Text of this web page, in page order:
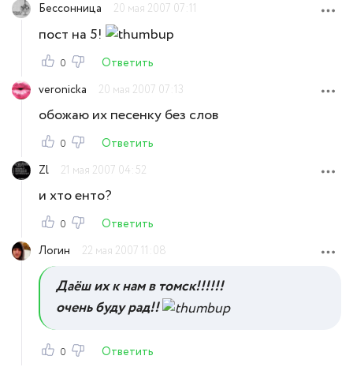
Бессонница
20 мая 2007 07:11
пост на 5!
0
Ответить
veronicka
20 мая 2007 07:13
обожаю их песенку без слов
0
Ответить
Zl
21 мая 2007 04:52
и хто енто?
0
Ответить
Логин
22 мая 2007 11:08
Даёш их к нам в томск!!!!!!
очень буду рад!!
0
Ответить